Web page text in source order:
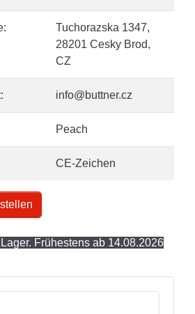
Tuchorazska 1347,
28201 Cesky Brod,
CZ
info@buttner.cz
Peach
CE-Zeichen
Frühestens ab 14.08.2026